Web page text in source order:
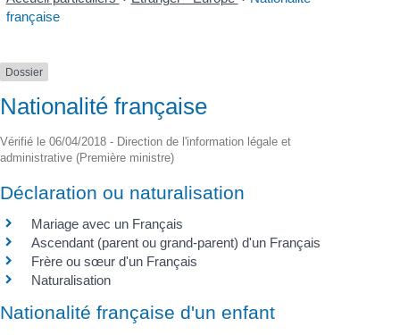
française
Dossier
Nationalité française
Vérifié le 06/04/2018 - Direction de l'information légale et
administrative (Première ministre)
Déclaration ou naturalisation
Mariage avec un Français
Ascendant (parent ou grand-parent) d'un Français
Frère ou sœur d'un Français
Naturalisation
Nationalité française d'un enfant